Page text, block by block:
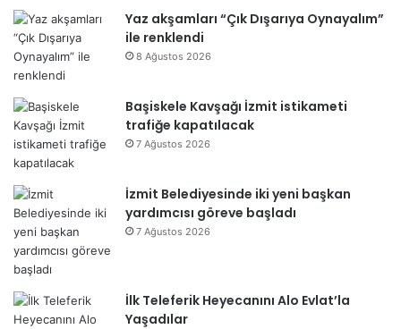
Yaz akşamları “Çık Dışarıya Oynayalım”
ile renklendi
8 Ağustos 2026
Başiskele Kavşağı İzmit istikameti
trafiğe kapatılacak
7 Ağustos 2026
İzmit Belediyesinde iki yeni başkan
yardımcısı göreve başladı
7 Ağustos 2026
İlk Teleferik Heyecanını Alo Evlat’la
Yaşadılar